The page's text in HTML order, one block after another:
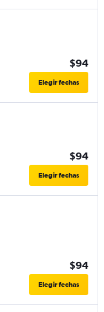
$94
Elegir fechas
$94
Elegir fechas
$94
Elegir fechas